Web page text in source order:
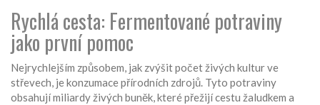
Rychlá cesta: Fermentované potraviny
jako první pomoc
Nejrychlejším způsobem, jak zvýšit počet živých kultur ve
střevech, je konzumace přírodních zdrojů. Tyto potraviny
obsahují miliardy živých buněk, které přežijí cestu žaludkem a